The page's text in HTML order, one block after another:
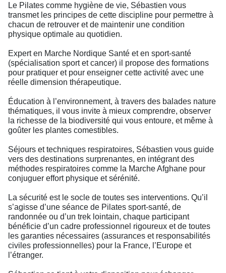
Le Pilates comme hygiène de vie, Sébastien vous
transmet les principes de cette discipline pour permettre à
chacun de retrouver et de maintenir une condition
physique optimale au quotidien.
Expert en Marche Nordique Santé et en sport-santé
(spécialisation sport et cancer) il propose des formations
pour pratiquer et pour enseigner cette activité avec une
réelle dimension thérapeutique.
Éducation à l’environnement, à travers des balades nature
thématiques, il vous invite à mieux comprendre, observer
la richesse de la biodiversité qui vous entoure, et même à
goûter les plantes comestibles.
Séjours et techniques respiratoires, Sébastien vous guide
vers des destinations surprenantes, en intégrant des
méthodes respiratoires comme la Marche Afghane pour
conjuguer effort physique et sérénité.
La sécurité est le socle de toutes ses interventions. Qu’il
s’agisse d’une séance de Pilates sport-santé, de
randonnée ou d’un trek lointain, chaque participant
bénéficie d’un cadre professionnel rigoureux et de toutes
les garanties nécessaires (assurances et responsabilités
civiles professionnelles) pour la France, l’Europe et
l’étranger.